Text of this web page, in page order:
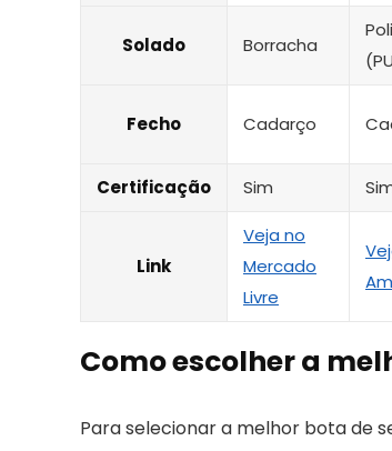
Solado Borracha
Fecho Cadarço
Certificação Sim
Link
Veja no
Mercado
Livre
Como escolher a
Para selecionar a melhor bota de